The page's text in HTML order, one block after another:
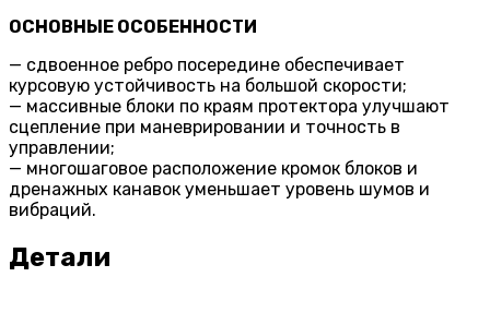
ОСНОВНЫЕ ОСОБЕННОСТИ
— сдвоенное ребро посередине обеспечивает
курсовую устойчивость на большой скорости;
— массивные блоки по краям протектора улучшают
сцепление при маневрировании и точность в
управлении;
— многошаговое расположение кромок блоков и
дренажных канавок уменьшает уровень шумов и
вибраций.
Детали